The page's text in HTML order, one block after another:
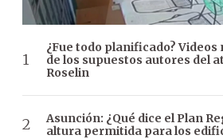
¿Fue todo planificado?
de los supuestos autores del
Roselin
Asunción: ¿Qué dice el Plan
altura permitida para los